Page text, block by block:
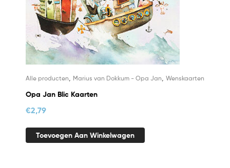
Alle producten, Marius van Dokkum - Opa Jan, Wenskaarten
Opa Jan Blic Kaarten
€2,79
Toevoegen Aan Winkelwagen